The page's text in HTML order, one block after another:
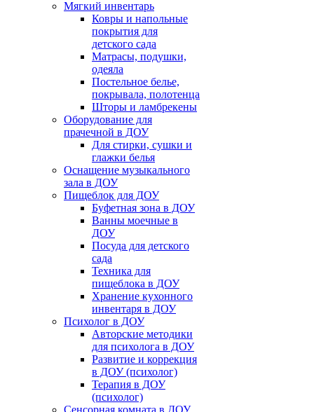
Мягкий инвентарь
Ковры и напольные
покрытия для
детского сада
Матрасы, подушки,
одеяла
Постельное белье,
покрывала, полотенца
Шторы и ламбрекены
Оборудование для
прачечной в ДОУ
Для стирки, сушки и
глажки белья
Оснащение музыкального
зала в ДОУ
Пищеблок для ДОУ
Буфетная зона в ДОУ
Ванны моечные в
ДОУ
Посуда для детского
сада
Техника для
пищеблока в ДОУ
Хранение кухонного
инвентаря в ДОУ
Психолог в ДОУ
Авторские методики
для психолога в ДОУ
Развитие и коррекция
в ДОУ (психолог)
Терапия в ДОУ
(психолог)
Сенсорная комната в ДОУ